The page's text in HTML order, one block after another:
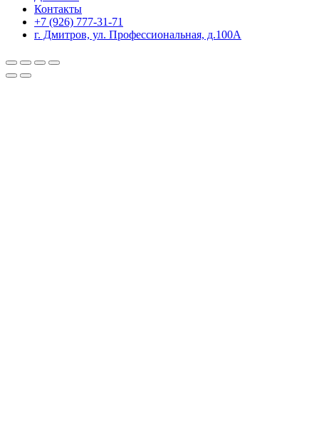
Контакты
+7 (926) 777-31-71
г. Дмитров, ул. Профессиональная, д.100А